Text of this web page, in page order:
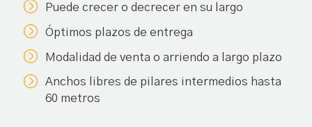
Puede crecer o decrecer en su largo
Óptimos plazos de entrega
Modalidad de venta o arriendo a largo plazo
Anchos libres de pilares intermedios hasta
60 metros